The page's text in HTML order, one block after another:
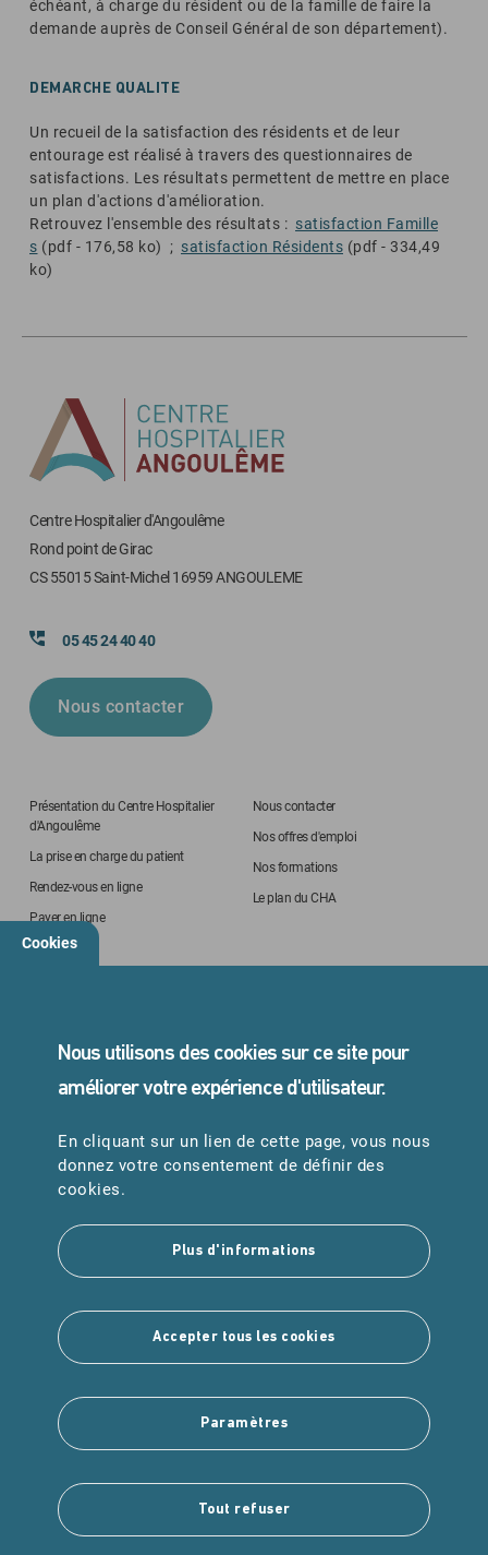
échéant, à charge du résident ou de la famille de faire la
demande auprès de Conseil Général de son département).
DEMARCHE QUALITE
Un recueil de la satisfaction des résidents et de leur
entourage est réalisé à travers des questionnaires de
satisfactions. Les résultats permettent de mettre en place
un plan d'actions d'amélioration.
Retrouvez l'ensemble des résultats : satisfaction Famille
s (pdf - 176,58 ko) ; satisfaction Résidents (pdf - 334,49
ko)
Centre Hospitalier d'Angoulême
Rond point de Girac
CS 55015 Saint-Michel 16959 ANGOULEME
05 45 24 40 40
Nous contacter
Présentation du Centre Hospitalier
d'Angoulême
La prise en charge du patient
Rendez-vous en ligne
Payer en ligne
Nous contacter
Nos offres d'emploi
Nos formations
Le plan du CHA
05 45 24 40 40
URGENCES
Samu : 15
Pompiers : 18
Suivez-nous
Copyright © 2025 Intuitiv Interactive
Cookies
Nous utilisons des cookies sur ce site pour
améliorer votre expérience d'utilisateur.
En cliquant sur un lien de cette page, vous nous
donnez votre consentement de définir des
cookies.
Plus d'informations
Accepter tous les cookies
Paramètres
Tout refuser